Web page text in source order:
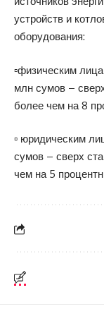
устройств и
оборудования:
▫️физическим
млн сумов –
более чем на 8
▫️ юридическим
сумов – сверх
чем на 5